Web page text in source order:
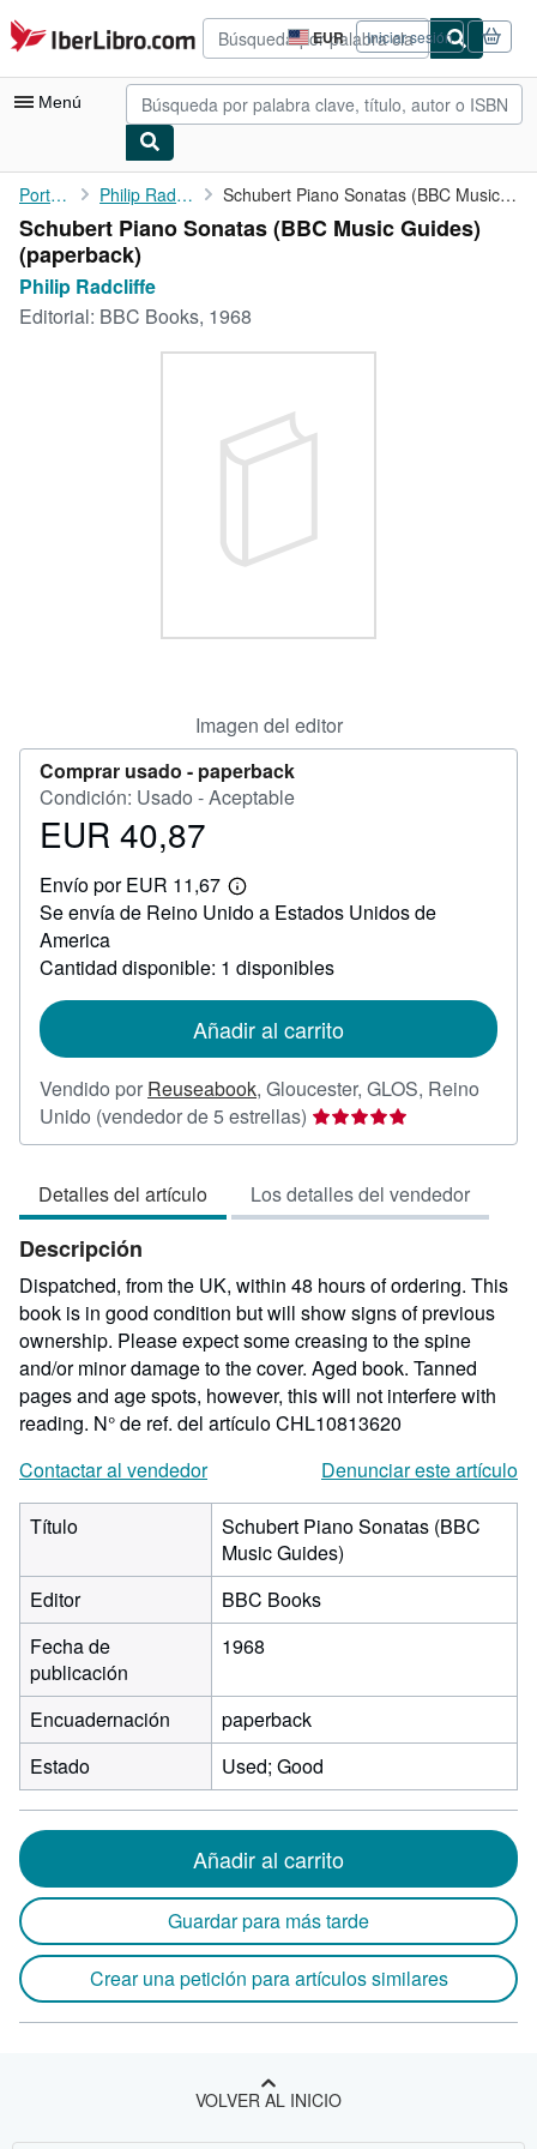
Pasar al contenido principal
IberLibro.com EUR
Preferencias
de
compra
del
Iniciar sesión
Menú
Mi cuenta
Consultar mis pedidos
Cerrar sesión
Búsqueda avanzada
Portada Philip Radcliffe Schubert Piano Sonatas (BBC Music Guides)
Schubert Piano Sonatas (BBC Music Guides)
(paperback)
Philip Radcliffe
Editorial: BBC Books, 1968
Imagen del editor
Comprar usado - paperback
Condición: Usado - Aceptable
Precio
40,87
EUR 40,87
Envío por EUR 11,67
Más
información
tarifas
envío
Se envía de Reino Unido a Estados Unidos de
America
Cantidad disponible: 1 disponibles
Añadir al carrito
Vendido por Reuseabook, Gloucester, GLOS, Reino
Unido (vendedor de 5 estrellas) Calificación
del
5
de
estrellas
Detalles del artículo Los detalles del vendedor
Descripción
Dispatched, from the UK, within 48 hours of ordering. This
book is in good condition but will show signs of previous
ownership. Please expect some creasing to the spine
and/or minor damage to the cover. Aged book. Tanned
pages and age spots, however, this will not interfere with
reading. N° de ref. del artículo CHL10813620
Contactar al vendedor
Denunciar este artículo
Título
Schubert Piano Sonatas (BBC
Music Guides)
Editor
BBC Books
Fecha de
publicación
1968
Encuadernación
paperback
Estado
Used; Good
Añadir al carrito
Guardar para más tarde
Crear una petición para artículos similares
VOLVER AL INICIO